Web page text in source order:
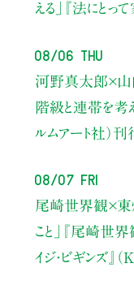
える」
『法にとっ
08/06 Thu
河野真太郎×山
階級と連帯を考え
ルムアート社）
08/07 Fri
尾崎世界観×東
こと」
『尾崎世界
イジ・ビギンズ